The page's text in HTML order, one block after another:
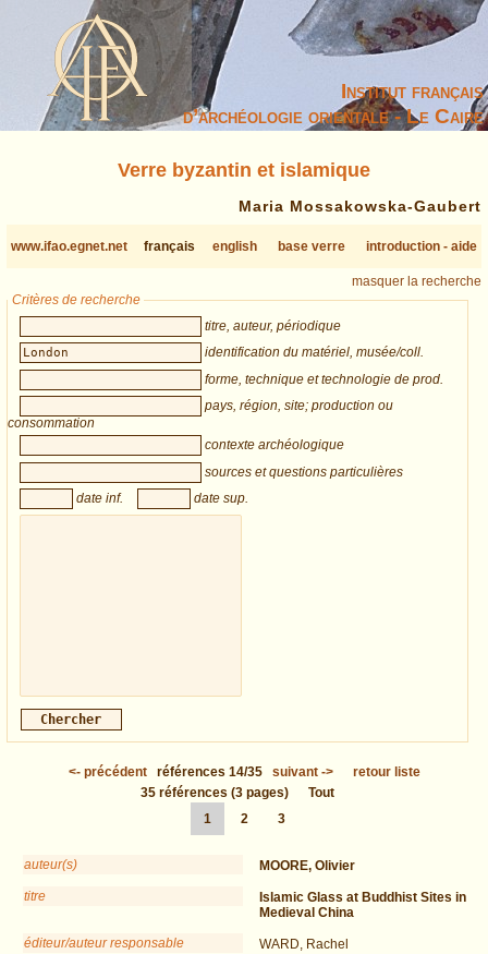
Institut français
d’archéologie orientale - Le Caire
Verre byzantin et islamique
Maria Mossakowska-Gaubert
www.ifao.egnet.net français english base verre introduction - aide
masquer la recherche
Critères de recherche
titre, auteur, périodique
identification du matériel, musée/coll.
forme, technique et technologie de prod.
pays, région, site; production ou
consommation
contexte archéologique
sources et questions particulières
date inf.
date sup.
<- précédent références 14/35 suivant->
retour liste
35 références (3 pages)
Tout
1
2 3
auteur(s)
MOORE, Olivier
titre
Islamic Glass at Buddhist Sites in
Medieval China
éditeur/auteur responsable
WARD, Rachel